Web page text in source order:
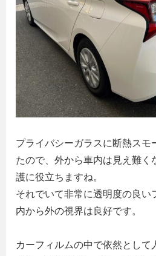
プライバシーガラスに断熱スモ
たので、外から車内は見え難く
護に役立ちますね。
それでいて非常に透明度の良い
内から外の視界は良好です。
カーフィルムの中で依然として